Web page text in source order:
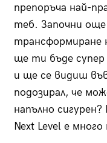
препоръча най-
теб. Започни
трансформиране
ще ти бъде супер
и ще се видиш
подозирал, че
напълно
Next Level е